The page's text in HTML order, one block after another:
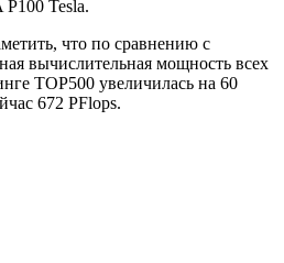
Tesla.
что по сравнению с
вычислительная мощность всех
TOP500 увеличилась на 60
672 PFlops.